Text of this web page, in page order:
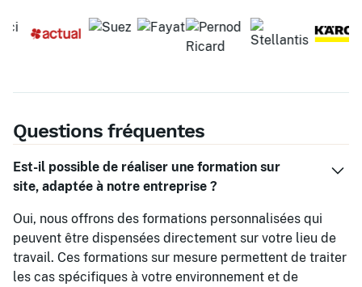
Questions fréquentes
Est-il possible de réaliser une formation sur
site, adaptée à notre entreprise ?
Oui, nous offrons des formations personnalisées qui
peuvent être dispensées directement sur votre lieu de
travail. Ces formations sur mesure permettent de traiter
les cas spécifiques à votre environnement et de